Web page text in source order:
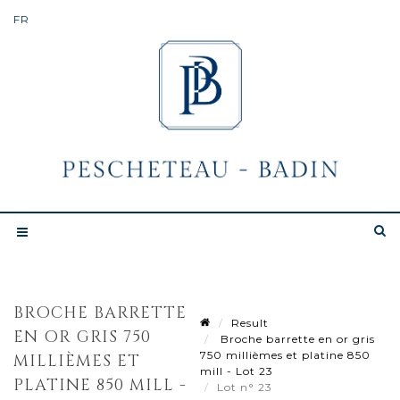
BROCHE BARRETTE
EN OR GRIS 750
MILLIÈMES ET
PLATINE 850 MILL -
Result
Broche barrette en or gris
750 millièmes et platine 850
mill - Lot 23
Lot n° 23